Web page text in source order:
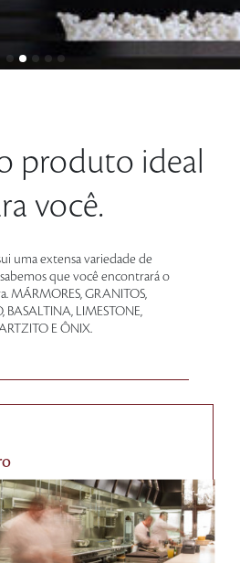
produto ideal
você.
uma extensa variedade de
que você encontrará o
MÁRMORES, GRANITOS,
BASALTINA, LIMESTONE,
E ÔNIX.